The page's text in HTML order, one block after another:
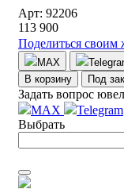
Арт: 92206
113 900
Поделиться своим
MAX
В корзину
Под
Задать вопрос
MAX
Telegram
Выбрать